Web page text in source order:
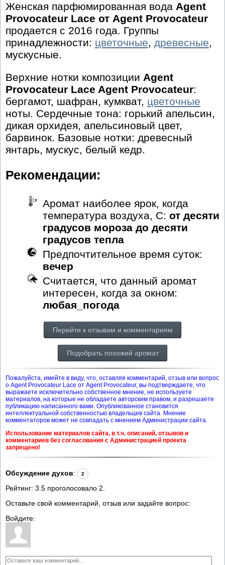
Женская парфюмированная вода Agent
Provocateur Lace от Agent Provocateur
продается с 2016 года. Группы
принадлежности: цветочные, древесные,
мускусные.
Верхние нотки композиции Agent
Provocateur Lace Agent Provocateur:
бергамот, шафран, кумкват, цветочные
ноты. Сердечные тона: горький апельсин,
дикая орхидея, апельсиновый цвет,
барвинок. Базовые нотки: древесный
янтарь, мускус, белый кедр.
Рекомендации:
Аромат наиболее ярок, когда
температура воздуха, С: от десяти
градусов мороза до десяти
градусов тепла
Предпочтительное время суток:
вечер
Считается, что данный аромат
интересен, когда за окном:
любая_погода
Перейти к отзывам и комментариям
Подобрать похожий аромат
Пожалуйста, имейте в виду, что, оставляя комментарий, отзыв или вопрос
о Agent Provocateur Lace от Agent Provocateur, вы подтверждаете, что
выражаете исключительно собственное мнение, не используете
материалов, на которые не обладаете авторским правом, и разрешаете
публикацию написанного вами. Опубликованное становится
интеллектуальной собственностью владельцев сайта. Мнение
комментаторов может не совпадать с мнением Администрации сайта.
Использование материалов сайта, в т.ч. описаний, отзывов и
комментариев без согласования с Администрацией проекта
запрещено!
Обсуждение духов: 2
Рейтинг: 3.5 проголосовало 2
Оставьте свой комментарий, отзыв или задайте вопрос:
Войдите: